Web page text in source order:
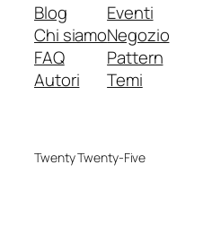
Blog
Chi siamo
FAQ
Autori
Eventi
Negozio
Pattern
Temi
Twenty Twenty-Five